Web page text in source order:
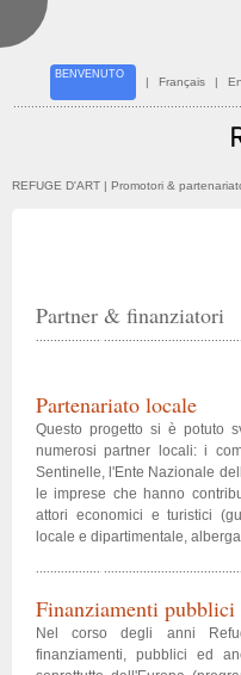
BENVENUTO
| Français |
REFUGE D'ART | Promotori &
Partner & finanziatori
Partenariato locale
Questo progetto si è potuto
numerosi partner locali: i
Sentinelle, l'Ente Nazionale
le imprese che hanno
attori economici e turistici
locale e dipartimentale,
Finanziamenti
Nel corso degli anni
finanziamenti, pubblici ed